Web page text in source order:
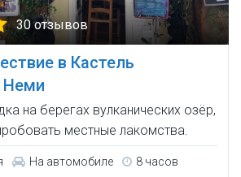
30 отзывов
в Кастель
Неми
на берегах вулканических озёр,
местные лакомства.
На автомобиле 8 часов